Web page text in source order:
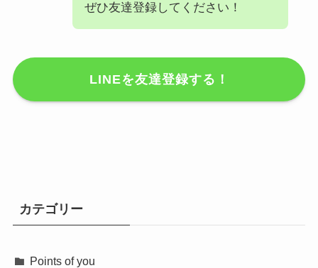
ぜひ友達登録してください！
LINEを友達登録する！
カテゴリー
Points of you